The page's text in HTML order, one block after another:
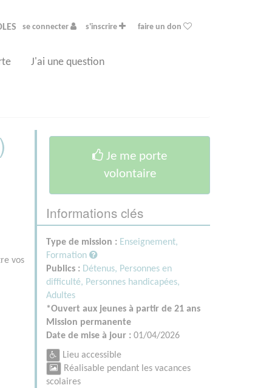
se connecter s'inscrire faire un don
J'ai une question
vos
Je me porte
volontaire
Informations clés
Type de mission : Enseignement,
Formation
Publics : Détenus, Personnes en
difficulté, Personnes handicapées,
Adultes
*Ouvert aux jeunes à partir de 21 ans
Mission permanente
Date de mise à jour : 01/04/2026
Lieu accessible
Réalisable pendant les vacances
scolaires